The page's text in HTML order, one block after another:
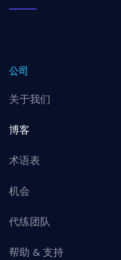
公司
关于我们
博客
术语表
机会
代练团队
帮助 & 支持